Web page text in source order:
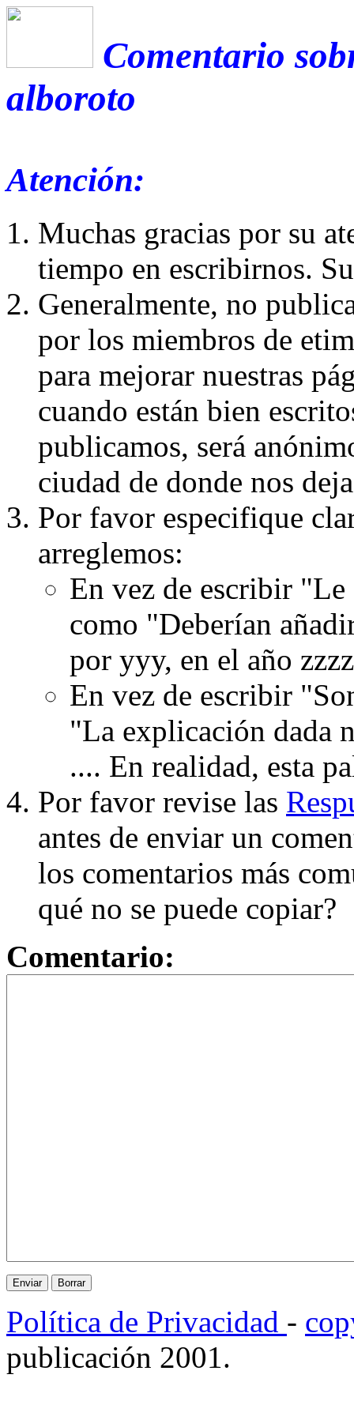
Comentario
alboroto
Atención:
Muchas gracias por su
tiempo en escribirnos.
Generalmente, no
por los miembros de
para mejorar nuestras
cuando están bien
publicamos, será
ciudad de donde nos
Por favor especifique
arreglemos:
En vez de escribir
como "Deberían
por yyy, en el año
En vez de escribir
"La explicación dada
.... En realidad, esta
Por favor revise las
antes de enviar un
los comentarios más
qué no se puede copiar?
Comentario:
Política de Privacidad -
publicación 2001.